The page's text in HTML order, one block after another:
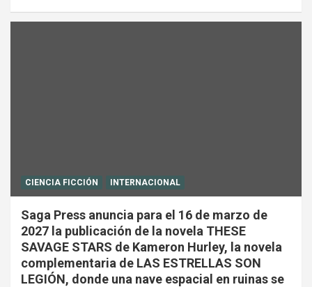
CIENCIA FICCIÓN INTERNACIONAL
Saga Press anuncia para el 16 de marzo de
2027 la publicación de la novela THESE
SAVAGE STARS de Kameron Hurley, la novela
complementaria de LAS ESTRELLAS SON
LEGIÓN, donde una nave espacial en ruinas se